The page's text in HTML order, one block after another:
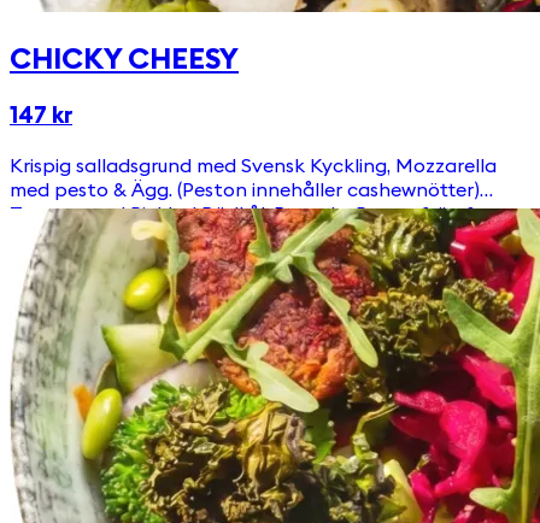
CHICKY CHEESY
147 kr
Krispig salladsgrund med Svensk Kyckling, Mozzarella
med pesto & Ägg. (Peston innehåller cashewnötter)
Toppas med Picklad Rödkål, Ruccola, Pumpafrön &
Krutonger Välj till någon av våra goda & egengjorda
dressingar!